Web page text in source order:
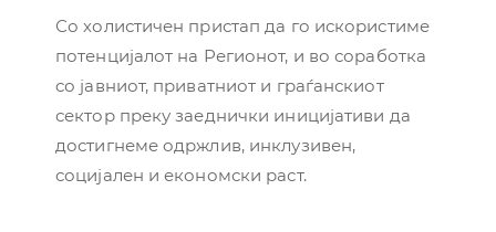
Со холистичен пристап да го искористиме
потенцијалот на Регионот, и во соработка
со јавниот, приватниот и граѓанскиот
сектор преку заеднички иницијативи да
достигнеме одржлив, инклузивен,
социјален и економски раст.